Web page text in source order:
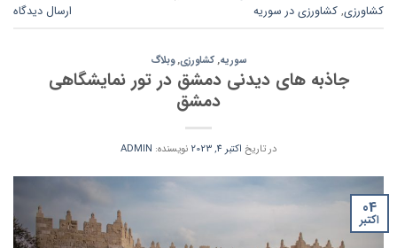
کشاورزی, کشاورزی در سوریه ارسال دیدگاه
سوریه,کشاورزی,وبلاگ
جاذبه های دیدنی دمشق در تور نمایشگاهی
دمشق
در تاریخ اکتبر 4, 2023 نویسنده: ADMIN
04
اکتبر